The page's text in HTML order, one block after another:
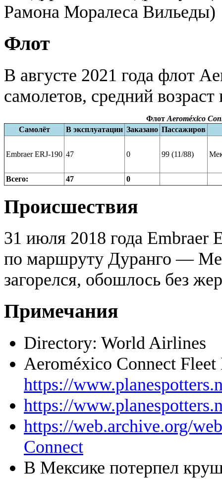
Рамона Моралеса Вильеды)
Флот
В августе 2021 года флот
самолетов, средний
Флот Aeroméxico
Самолёт
В эксплуатации Заказано Пассажиров
Embraer ERJ-190 47 0 99 (11/88)
Всего: 47 0
Происшествия
31 июля 2018 года Embraer
по маршруту Дуранго —
загорелся, обошлось без
Примечания
Directory: World Airlines
Aeroméxico Connect
https://
https://
https://web.archive.org/
Connect
В Мексике потерпел